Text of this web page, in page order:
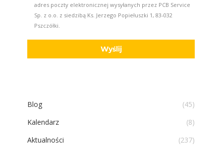
adres poczty elektronicznej wysyłanych przez PCB Service
Sp. z o.o. z siedzibą Ks. Jerzego Popiełuszki 1, 83-032
Pszczółki.
Blog
(45)
Kalendarz
(8)
Aktualności
(237)